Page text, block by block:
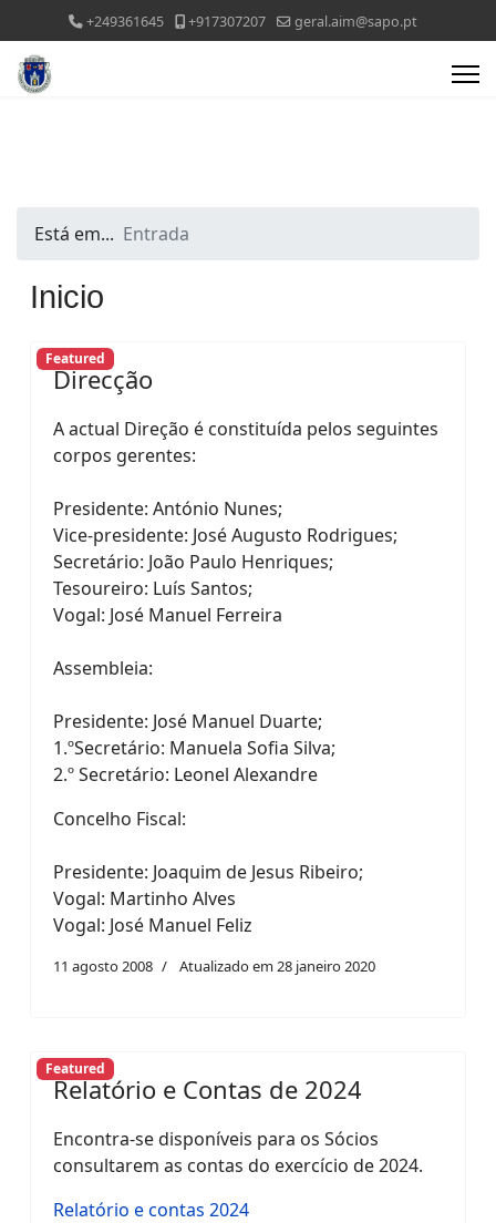
+249361645 +917307207 geral.aim@sapo.pt
Está em... Entrada
Inicio
Featured
Direcção
A actual Direção é constituída pelos seguintes
corpos gerentes:
Presidente: António Nunes;
Vice-presidente: José Augusto Rodrigues;
Secretário: João Paulo Henriques;
Tesoureiro: Luís Santos;
Vogal: José Manuel Ferreira
Assembleia:
Presidente: José Manuel Duarte;
1.ºSecretário: Manuela Sofia Silva;
2.º Secretário: Leonel Alexandre
Concelho Fiscal:
Presidente: Joaquim de Jesus Ribeiro;
Vogal: Martinho Alves
Vogal: José Manuel Feliz
11 agosto 2008 Atualizado em 28 janeiro 2020
Featured
Relatório e Contas de 2024
Encontra-se disponíveis para os Sócios
consultarem as contas do exercício de 2024.
Relatório e contas 2024